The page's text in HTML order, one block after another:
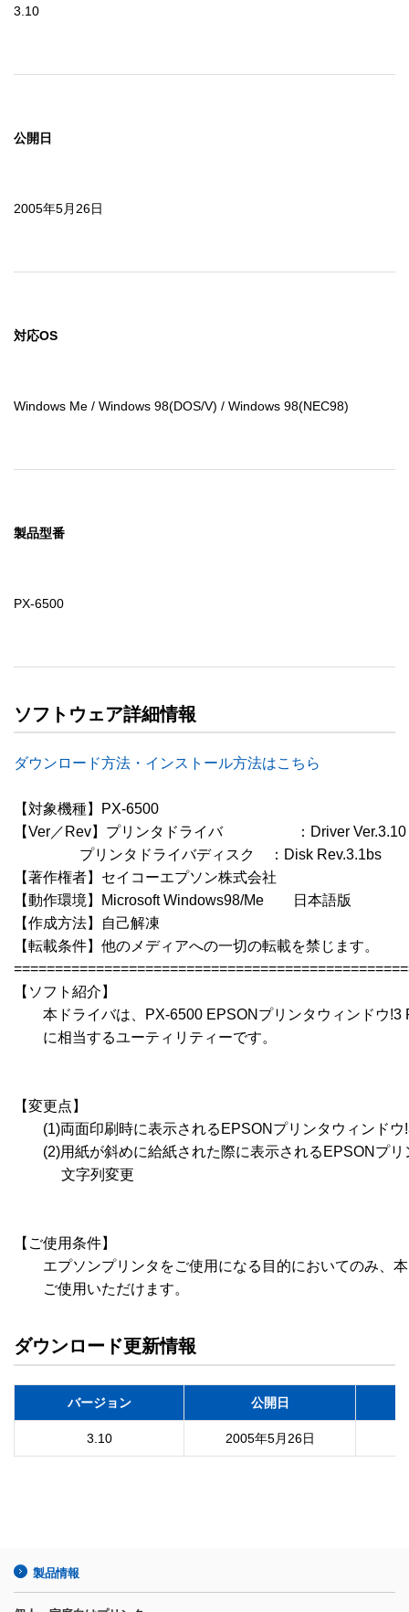
3.10
公開日
2005年5月26日
対応OS
Windows Me / Windows 98(DOS/V) / Windows 98(NEC98)
製品型番
PX-6500
ソフトウェア詳細情報
ダウンロード方法・インストール方法はこちら
【対象機種】PX-6500
【Ver／Rev】プリンタドライバ　　　　　：Driver Ver.3.10
プリンタドライバディスク　：Disk Rev.3.1bs
【著作権者】セイコーエプソン株式会社
【動作環境】Microsoft Windows98/Me　　日本語版
【作成方法】自己解凍
【転載条件】他のメディアへの一切の転載を禁じます。
【ソフト紹介】
本ドライバは、PX-6500 EPSONプリンタウィンドウ!3
に相当するユーティリティーです。
【変更点】
(1)両面印刷時に表示されるEPSONプリンタウィンドウ
(2)用紙が斜めに給紙された際に表示されるEPSONプリ
文字列変更
【ご使用条件】
エプソンプリンタをご使用になる目的においてのみ、本
ご使用いただけます。
ダウンロード更新情報
バージョン 公開日
3.10 2005年5月26日
製品情報